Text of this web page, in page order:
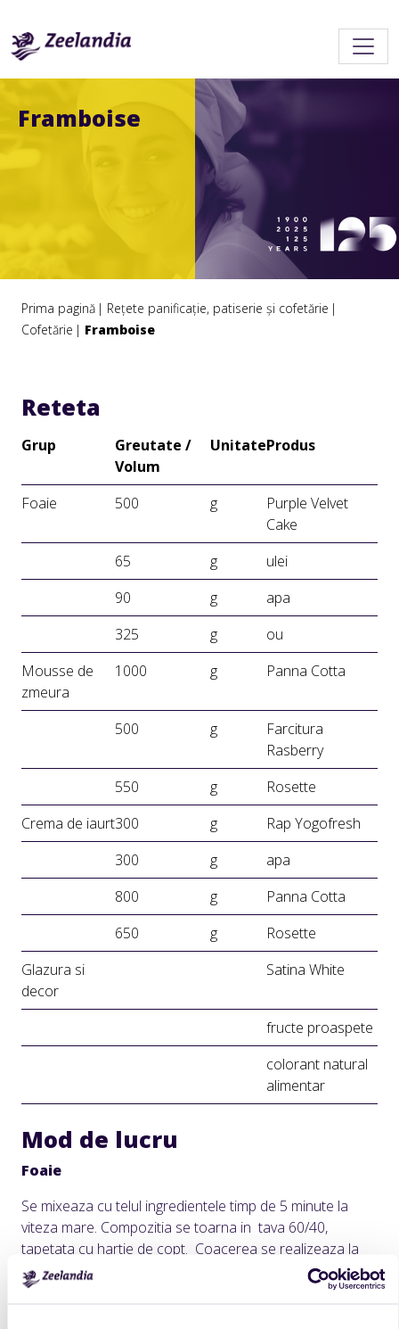
Framboise
Prima pagină
Rețete panificație, patiserie și cofetărie
Cofetărie
Framboise
Reteta
Grup
Greutate /
Volum
UnitateProdus
Foaie 500 g
Purple Velvet
Cake
65
g
ulei
90
g
apa
325
g
ou
Mousse de
zmeura
1000 g Panna Cotta
500 g
Farcitura
Rasberry
550
g
Rosette
Crema de iaurt300 g
Rap Yogofresh
300
g
apa
800
g
Panna Cotta
650
g
Rosette
Glazura si
decor
Satina White
fructe proaspete
colorant natural
alimentar
Mod de lucru
Foaie
Se mixeaza cu telul ingredientele timp de 5 minute la
viteza mare. Compozitia se toarna in tava 60/40,
tapetata cu hartie de copt. Coacerea se realizeaza la
temperatura de 200°C, timp de 5-6 minute. Dupa
coacere si racire, foaia se decupeaza cu o forma